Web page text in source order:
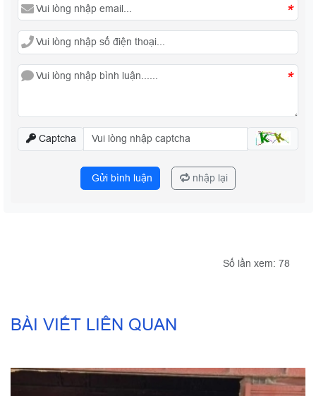
*
*
Captcha
Gửi bình luận nhập lại
Số lần xem: 78
BÀI VIẾT LIÊN QUAN